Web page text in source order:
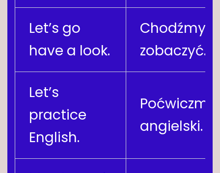
Let’s go
have a look.
Chodźmy
zobaczyć.
Let’s
practice
English.
Poćwiczmy
angielski.